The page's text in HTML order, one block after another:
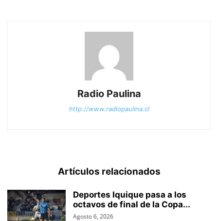
Radio Paulina
http://www.radiopaulina.cl
Artículos relacionados
Deportes Iquique pasa a los
octavos de final de la Copa...
Agosto 6, 2026